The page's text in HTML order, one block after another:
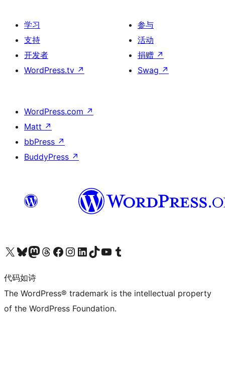
学习
支持
开发者
WordPress.tv ↗
参与
活动
捐赠 ↗
Swag ↗
WordPress.com ↗
Matt ↗
bbPress ↗
BuddyPress ↗
关注我们的 X（原 Twitter）账号访问我们的 Bluesky 账号关注我们的 Mastodon 账号访问我们的 Threads 账号 访问我们的 Facebook 公共主页关注我们的 Instagram 账号 关注我们的 LinkedIn 主页访问我们的 TikTok 账号访问我们的 YouTube 频道 访问我们的 Tumblr 账号
代码如诗
The WordPress® trademark is the intellectual property
of the WordPress Foundation.